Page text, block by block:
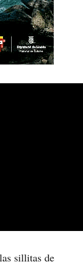
sillitas de